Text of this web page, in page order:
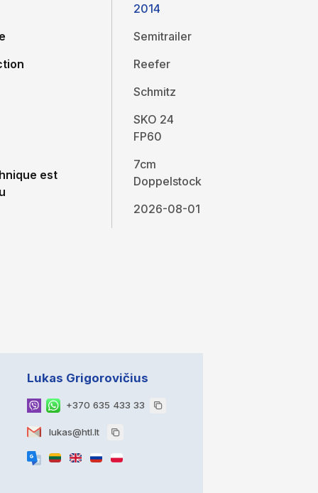
est
2014
Semitrailer
Reefer
Schmitz
SKO 24
FP60
7cm
Doppelstock
2026-08-01
Lukas Grigorovičius
+370 635 433 33
lukas@htl.lt